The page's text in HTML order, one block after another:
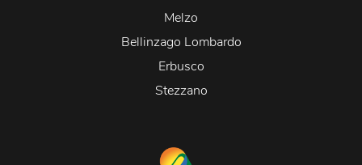
Melzo
Bellinzago Lombardo
Erbusco
Stezzano